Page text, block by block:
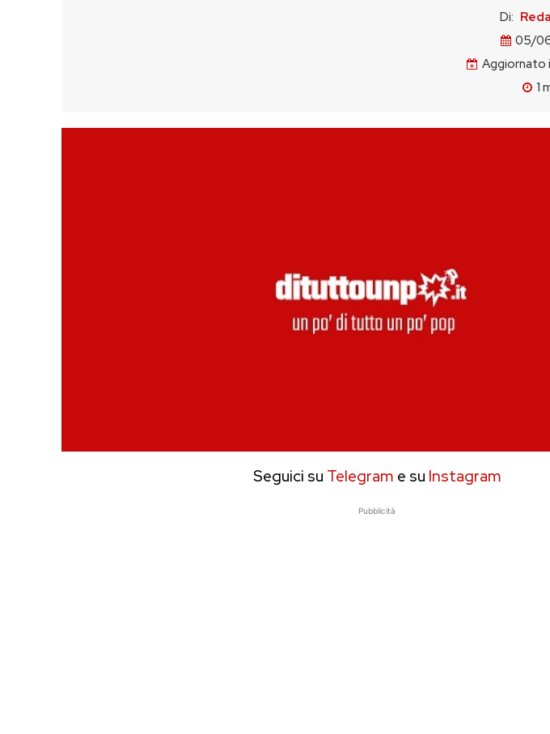
Di:
05/
Aggiornato
1
Seguici su Telegram e su Instagram
Pubblicità